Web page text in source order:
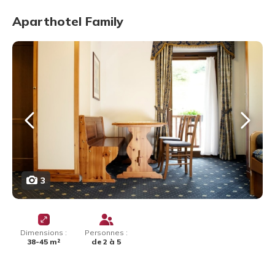
Aparthotel Family
3
Dimensions :
38-45 m²
Personnes :
de 2 à 5